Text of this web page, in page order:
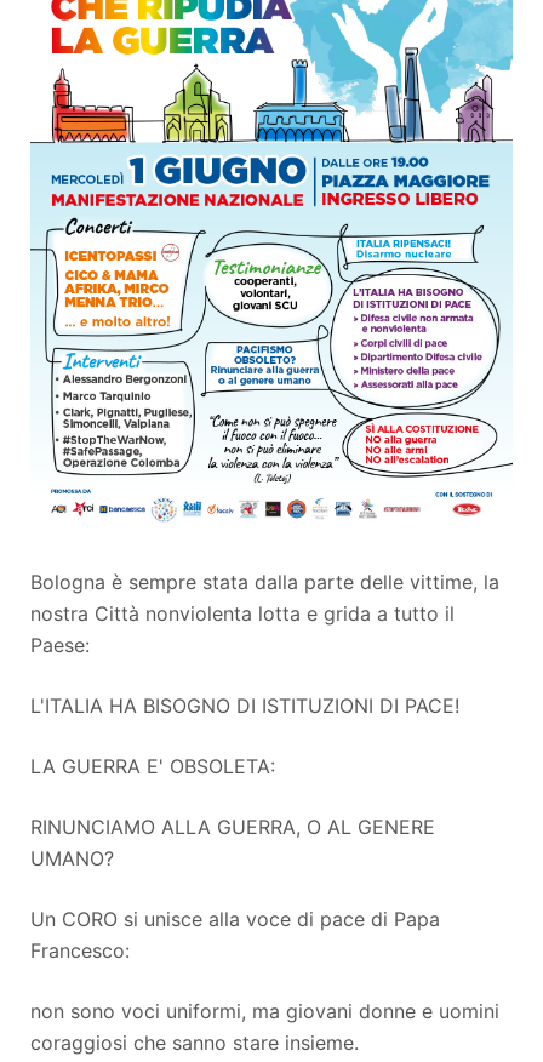
Bologna è sempre stata dalla parte delle vittime, la
nostra Città nonviolenta lotta e grida a tutto il
Paese:
L'ITALIA HA BISOGNO DI ISTITUZIONI DI PACE!
LA GUERRA E' OBSOLETA:
RINUNCIAMO ALLA GUERRA, O AL GENERE
UMANO?
Un CORO si unisce alla voce di pace di Papa
Francesco:
non sono voci uniformi, ma giovani donne e uomini
coraggiosi che sanno stare insieme.